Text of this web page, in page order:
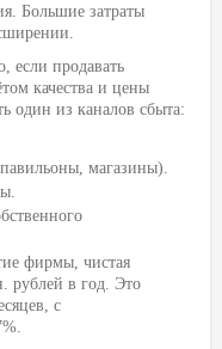
Большие затраты
если продавать
качества и цены
один из каналов сбыта:
магазины).
фирмы, чистая
рублей в год. Это
с